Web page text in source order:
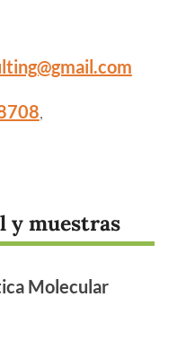
,
y muestras
Molecular